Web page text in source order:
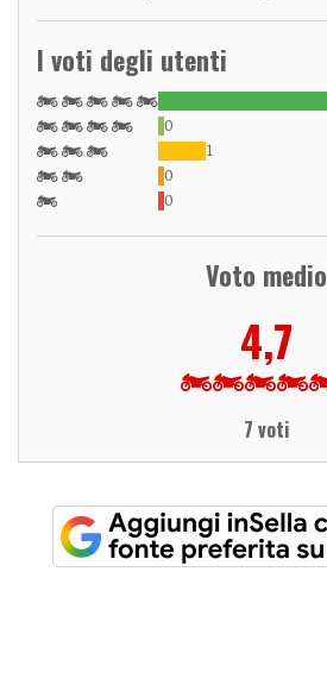
I voti degli utenti
0
1
0
0
Voto medio
4,7
7 voti